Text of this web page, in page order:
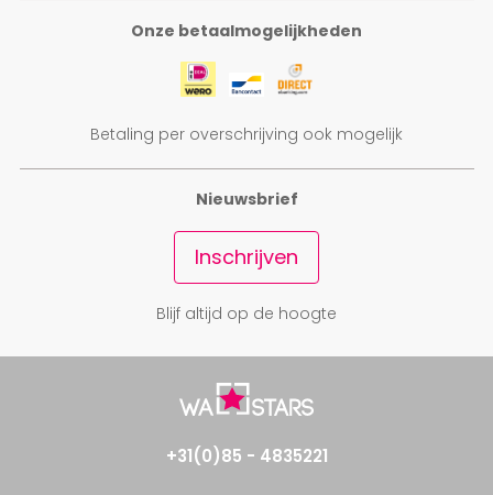
Onze betaalmogelijkheden
Betaling per overschrijving ook mogelijk
Nieuwsbrief
Inschrijven
Blijf altijd op de hoogte
+31(0)85 - 4835221